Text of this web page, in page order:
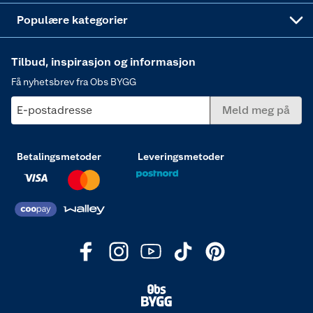
Populære kategorier
Tilbud, inspirasjon og informasjon
Få nyhetsbrev fra Obs BYGG
E-postadresse Meld meg på
Betalingsmetoder Leveringsmetoder